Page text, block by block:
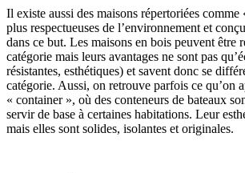
Il existe aussi des maisons répertoriées
plus respectueuses de l’environnement et
dans ce but. Les maisons en bois peuvent être
catégorie mais leurs avantages ne sont pas
résistantes, esthétiques) et savent donc se
catégorie. Aussi, on retrouve parfois ce qu’on
« container », où des conteneurs de bateaux
servir de base à certaines habitations. Leur
mais elles sont solides, isolantes et originales.